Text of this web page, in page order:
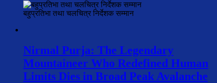
बहुप्रतिभा तथा चलचित्र निर्देशक सम्मान
Nirmal Purja: The Legendary
Mountaineer Who Redefined Human
Limits Dies in Broad Peak Avalanche